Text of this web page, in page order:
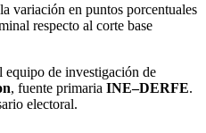
variación en puntos porcentuales
respecto al corte base
equipo de investigación de
, fuente primaria INE–DERFE.
electoral.